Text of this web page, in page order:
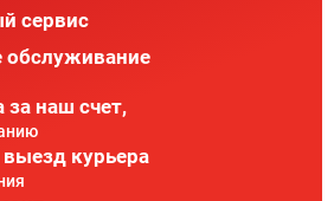
сервис
обслуживание
за наш счет,
курьера